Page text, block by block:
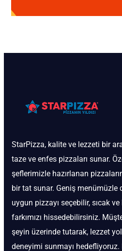
StarPizza, kalite ve lezzeti bir
taze ve enfes pizzaları sunar.
şeflerimizle hazırlanan
bir tat sunar. Geniş menümüzle
uygun pizzayı seçebilir, sıcak ve
farkımızı hissedebilirsiniz.
şeyin üzerinde tutarak, lezzet
deneyimi sunmayı